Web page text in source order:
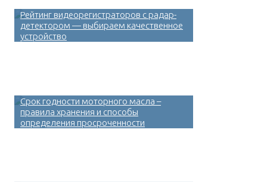
Рейтинг видеорегистраторов с радар-
детектором — выбираем качественное
устройство
Срок годности моторного масла –
правила хранения и способы
определения просроченности